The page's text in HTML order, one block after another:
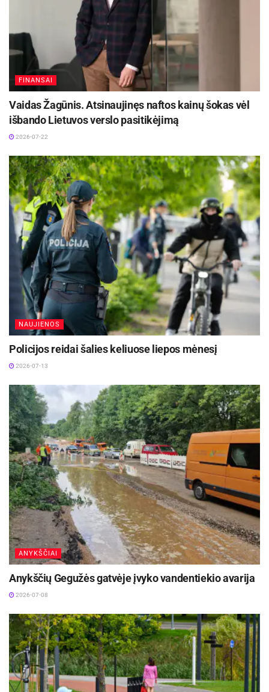
FINANSAI
Vaidas Žagūnis. Atsinaujinęs naftos kainų šokas vėl
išbando Lietuvos verslo pasitikėjimą
2026-07-22
NAUJIENOS
Policijos reidai šalies keliuose liepos mėnesį
2026-07-13
ANYKŠČIAI
Anykščių Gegužės gatvėje įvyko vandentiekio avarija
2026-07-08